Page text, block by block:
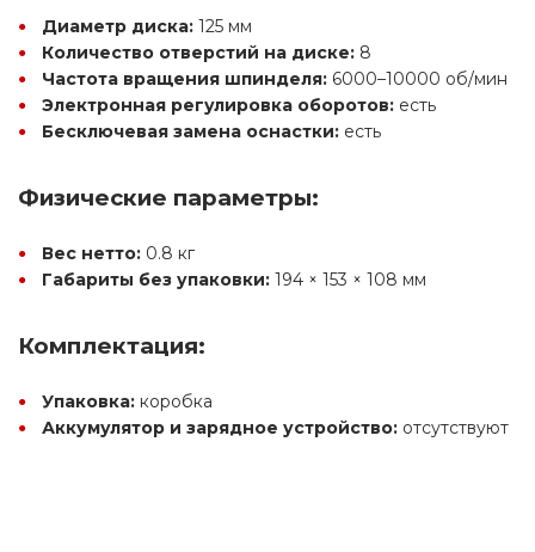
Диаметр диска: 125 мм
Количество отверстий на диске: 8
Частота вращения шпинделя: 6000–10000 об/мин
Электронная регулировка оборотов: есть
Бесключевая замена оснастки: есть
Физические параметры:
Вес нетто: 0.8 кг
Габариты без упаковки: 194 × 153 × 108 мм
Комплектация:
Упаковка: коробка
Аккумулятор и зарядное устройство: отсутствуют